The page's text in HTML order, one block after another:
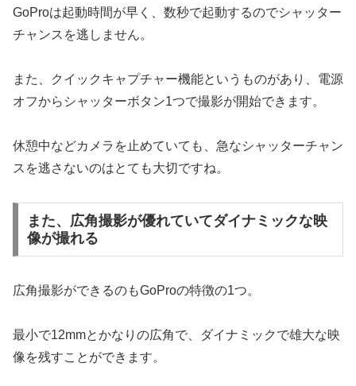
GoProは起動時間が早く、数秒で起動するのでシャッター
チャンスを逃しません。
また、クイックキャプチャー機能というものがあり、電源
オフからシャッターボタン1つで撮影が開始できます。
休憩中などカメラを止めていても、急なシャッターチャン
スを逃さないのはとても大切ですね。
また、広角撮影が優れていてダイナミックな映
像が撮れる
広角撮影ができるのもGoProの特徴の1つ。
最小で12mmとかなりの広角で、ダイナミックで雄大な映
像を残すことができます。